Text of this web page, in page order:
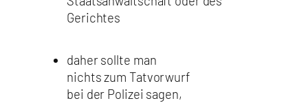
Gerichtes
daher sollte man
nichts zum Tatvorwurf
bei der Polizei sagen,